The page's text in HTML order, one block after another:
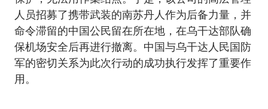
人员招募了携带武装的南苏丹人作为后备力量，并
命令滞留的中国公民留在所在地，在乌干达部队确
保机场安全后再进行撤离。中国与乌干达人民国防
军的密切关系为此次行动的成功执行发挥了重要作
用。